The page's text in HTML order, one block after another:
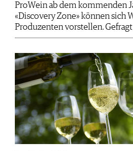
ProWein ab dem kommenden
«Discovery Zone» können sich
Produzenten vorstellen.